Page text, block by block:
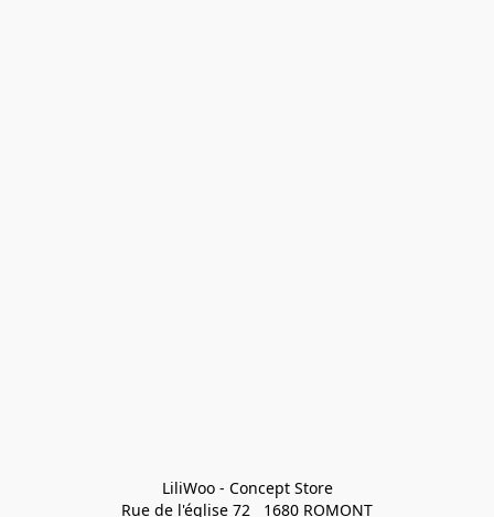
LiliWoo - Concept Store
Rue de l'église 72   1680 ROMONT